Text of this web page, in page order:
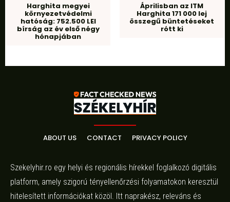
Harghita megyei
környezetvédelmi
hatóság: 752.500 LEI
bírság az év első négy
hónapjában
Áprilisban az ITM
Harghita 171 000 lej
összegű büntetéseket
rótt ki
ABOUT US CONTACT PRIVACY POLICY
Szekelyhir.ro egy helyi és regionális hírekkel foglalkozó digitális
platform, amely szigorú tényellenőrzési folyamatokon keresztül
hitelesített információkat közöl. Itt naprakész, releváns és